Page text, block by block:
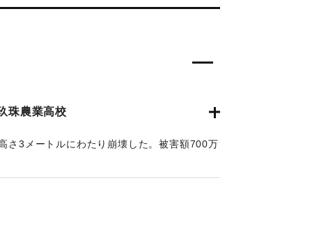
珠農業高校
さ3メートルにわたり崩壊した。被害額700万